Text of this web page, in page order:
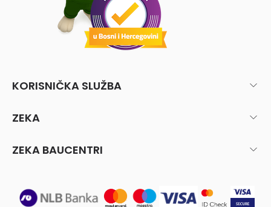
KORISNIČKA SLUŽBA
ZEKA
ZEKA BAUCENTRI